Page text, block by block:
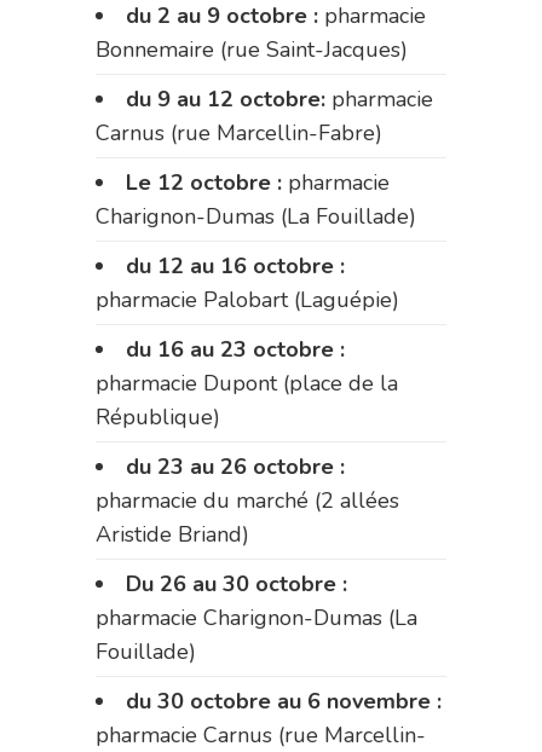
du 2 au 9 octobre : pharmacie
Bonnemaire (rue Saint-Jacques)
du 9 au 12 octobre: pharmacie
Carnus (rue Marcellin-Fabre)
Le 12 octobre : pharmacie
Charignon-Dumas (La Fouillade)
du 12 au 16 octobre :
pharmacie Palobart (Laguépie)
du 16 au 23 octobre :
pharmacie Dupont (place de la
République)
du 23 au 26 octobre :
pharmacie du marché (2 allées
Aristide Briand)
Du 26 au 30 octobre :
pharmacie Charignon-Dumas (La
Fouillade)
du 30 octobre au 6 novembre :
pharmacie Carnus (rue Marcellin-